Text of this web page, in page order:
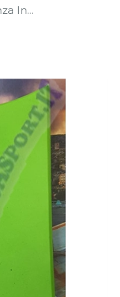
In...